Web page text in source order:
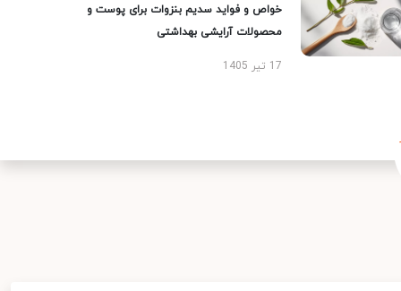
خواص و فواید سدیم بنزوات برای پوست و
محصولات آرایشی بهداشتی
17 تیر 1405